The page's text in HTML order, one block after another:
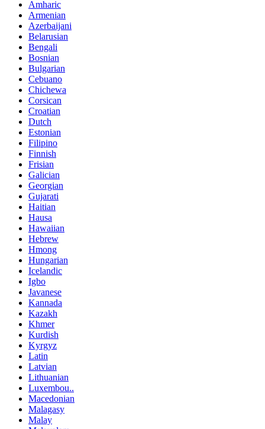
Amharic
Armenian
Azerbaijani
Belarusian
Bengali
Bosnian
Bulgarian
Cebuano
Chichewa
Corsican
Croatian
Dutch
Estonian
Filipino
Finnish
Frisian
Galician
Georgian
Gujarati
Haitian
Hausa
Hawaiian
Hebrew
Hmong
Hungarian
Icelandic
Igbo
Javanese
Kannada
Kazakh
Khmer
Kurdish
Kyrgyz
Latin
Latvian
Lithuanian
Luxembou..
Macedonian
Malagasy
Malay